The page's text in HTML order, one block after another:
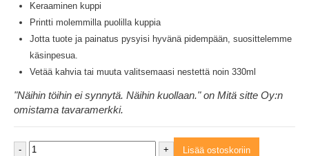
Keraaminen kuppi
Printti molemmilla puolilla kuppia
Jotta tuote ja painatus pysyisi hyvänä pidempään, suosittelemme
käsinpesua.
Vetää kahvia tai muuta valitsemaasi nestettä noin 330ml
"Näihin töihin ei synnytä. Näihin kuollaan." on Mitä sitte Oy:n
omistama tavaramerkki.
- + Lisää ostoskoriin